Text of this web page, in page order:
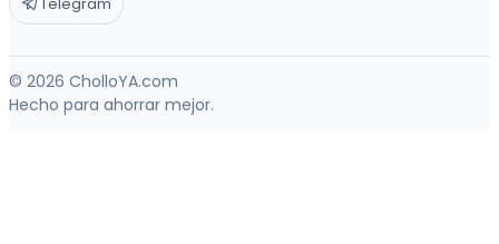
© 2026 CholloYA.com
Hecho para ahorrar mejor.